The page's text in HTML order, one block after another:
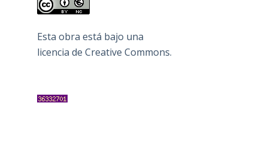
Esta obra está bajo una
licencia de Creative Commons.